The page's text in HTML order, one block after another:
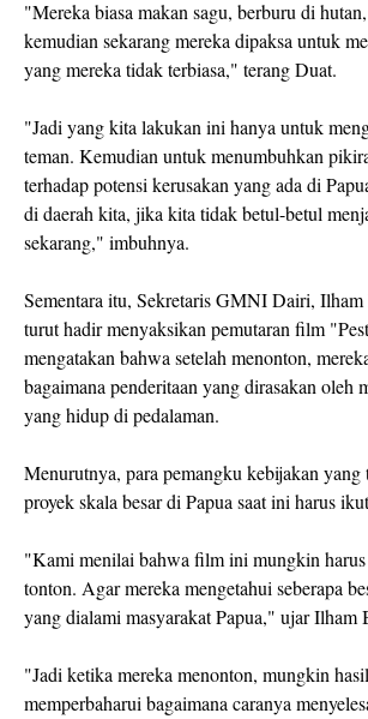
"Mereka biasa makan sagu, berburu di
kemudian sekarang mereka dipaksa untuk
yang mereka tidak terbiasa," terang Duat.
"Jadi yang kita lakukan ini hanya untuk
teman. Kemudian untuk menumbuhkan
terhadap potensi kerusakan yang ada di
di daerah kita, jika kita tidak betul-betul
sekarang," imbuhnya.
Sementara itu, Sekretaris GMNI Dairi,
turut hadir menyaksikan pemutaran film
mengatakan bahwa setelah menonton,
bagaimana penderitaan yang dirasakan oleh
yang hidup di pedalaman.
Menurutnya, para pemangku kebijakan yang
proyek skala besar di Papua saat ini harus
"Kami menilai bahwa film ini mungkin harus
tonton. Agar mereka mengetahui seberapa
yang dialami masyarakat Papua," ujar Ilham
"Jadi ketika mereka menonton, mungkin
memperbaharui bagaimana caranya